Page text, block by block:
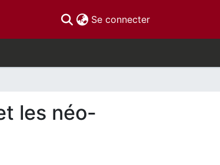
Se connecter(current)
les néo-